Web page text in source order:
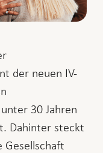
der neuen IV-
30 Jahren
Dahinter steckt
Gesellschaft